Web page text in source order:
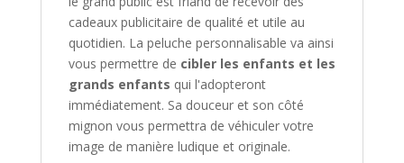
cadeaux publicitaire de qualité et utile au
quotidien. La peluche personnalisable va ainsi
vous permettre de cibler les enfants et les
grands enfants qui l'adopteront
immédiatement. Sa douceur et son côté
mignon vous permettra de véhiculer votre
image de manière ludique et originale.